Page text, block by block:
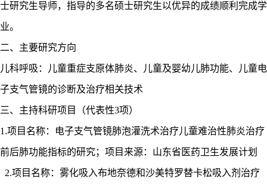
士研究生导师，指导的多名硕士研究生以优异的成绩顺利完成学
业。
二、主要研究方向
儿科呼吸：儿童重症支原体肺炎、儿童及婴幼儿肺功能、儿童电
子支气管镜的诊断及治疗相关技术
三、主持科研项目（代表性3项）
1.项目名称：电子支气管镜肺泡灌洗术治疗儿童难治性肺炎治疗
前后肺功能指标的研究；项目来源：山东省医药卫生发展计划
2.项目名称：雾化吸入布地奈德和沙美特罗替卡松吸入剂治疗